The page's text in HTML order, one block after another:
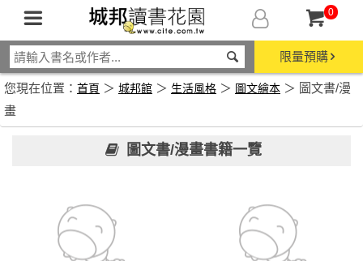
0
限量預購
您現在位置： 首頁 ＞ 城邦館 ＞ 生活風格 ＞ 圖文繪本 ＞ 圖文書/漫
畫
圖文書/漫畫書籍一覽